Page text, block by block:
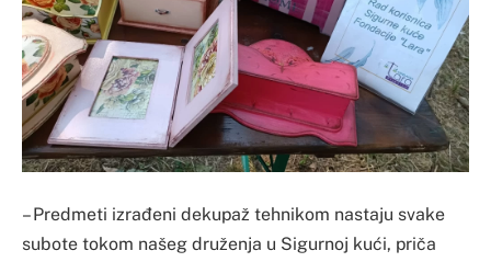
– Predmeti izrađeni dekupaž tehnikom nastaju svake
subote tokom našeg druženja u Sigurnoj kući, priča